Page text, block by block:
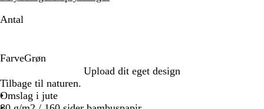
til
til
Antal
FarveGrøn
r
ø
n
Upload dit eget design
Tilbage til naturen.
Omslag i jute